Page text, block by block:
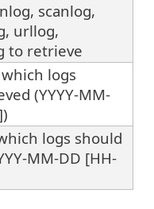
scanlog,
urllog,
to retrieve
logs
(YYYY-MM-
logs should
MM-DD [HH-